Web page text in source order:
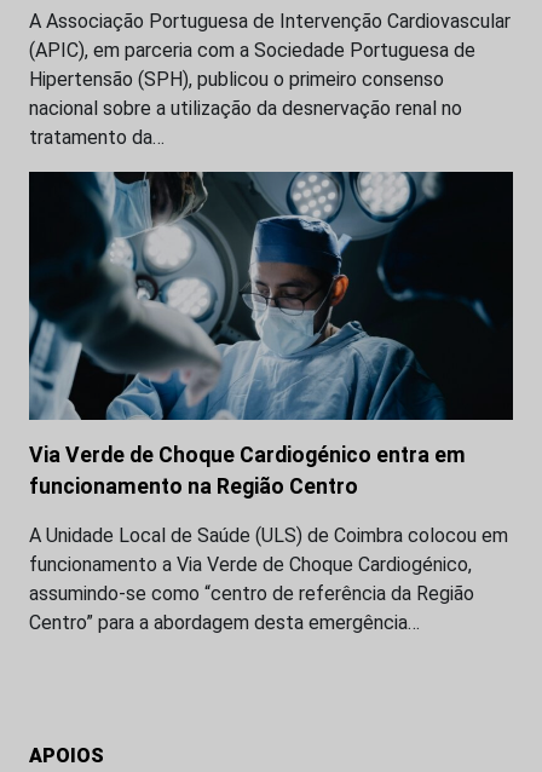
A Associação Portuguesa de Intervenção Cardiovascular
(APIC), em parceria com a Sociedade Portuguesa de
Hipertensão (SPH), publicou o primeiro consenso
nacional sobre a utilização da desnervação renal no
tratamento da…
Via Verde de Choque Cardiogénico entra em
funcionamento na Região Centro
A Unidade Local de Saúde (ULS) de Coimbra colocou em
funcionamento a Via Verde de Choque Cardiogénico,
assumindo-se como “centro de referência da Região
Centro” para a abordagem desta emergência…
APOIOS